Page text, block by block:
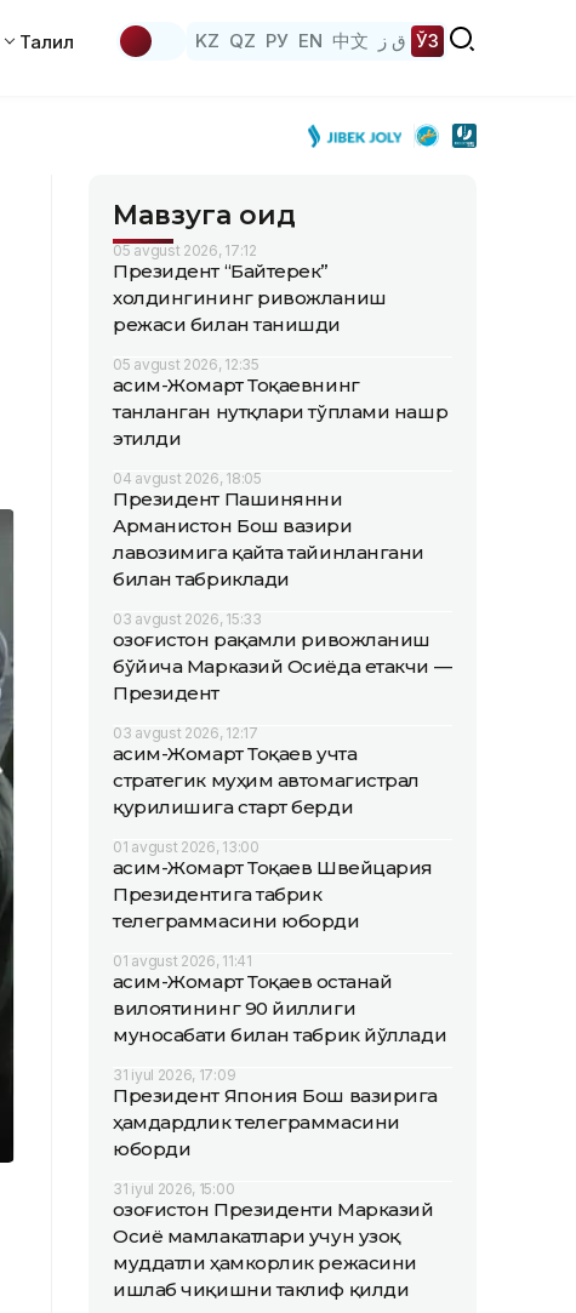
Таҳлил KZ QZ РУ EN 中文 ق ز ЎЗ
Мавзуга оид
05 avgust 2026, 17:12
Президент “Байтерек”
холдингининг ривожланиш
режаси билан танишди
05 avgust 2026, 12:35
Қасим-Жомарт Тоқаевнинг
танланган нутқлари тўплами нашр
этилди
04 avgust 2026, 18:05
Президент Пашинянни
Арманистон Бош вазири
лавозимига қайта тайинлангани
билан табриклади
03 avgust 2026, 15:33
Қозоғистон рақамли ривожланиш
бўйича Марказий Осиёда етакчи —
Президент
03 avgust 2026, 12:17
Қасим-Жомарт Тоқаев учта
стратегик муҳим автомагистрал
қурилишига старт берди
01 avgust 2026, 13:00
Қасим-Жомарт Тоқаев Швейцария
Президентига табрик
телеграммасини юборди
01 avgust 2026, 11:41
Қасим-Жомарт Тоқаев Қостанай
вилоятининг 90 йиллиги
муносабати билан табрик йўллади
31 iyul 2026, 17:09
Президент Япония Бош вазирига
ҳамдардлик телеграммасини
юборди
31 iyul 2026, 15:00
Қозоғистон Президенти Марказий
Осиё мамлакатлари учун узоқ
муддатли ҳамкорлик режасини
ишлаб чиқишни таклиф қилди